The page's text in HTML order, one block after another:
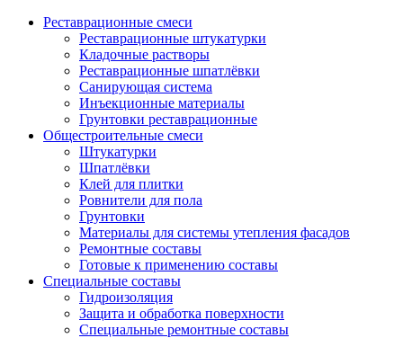
Реставрационные смеси
Реставрационные штукатурки
Кладочные растворы
Реставрационные шпатлёвки
Санирующая система
Инъекционные материалы
Грунтовки реставрационные
Общестроительные смеси
Штукатурки
Шпатлёвки
Клей для плитки
Ровнители для пола
Грунтовки
Материалы для системы утепления фасадов
Ремонтные составы
Готовые к применению составы
Специальные составы
Гидроизоляция
Защита и обработка поверхности
Специальные ремонтные составы